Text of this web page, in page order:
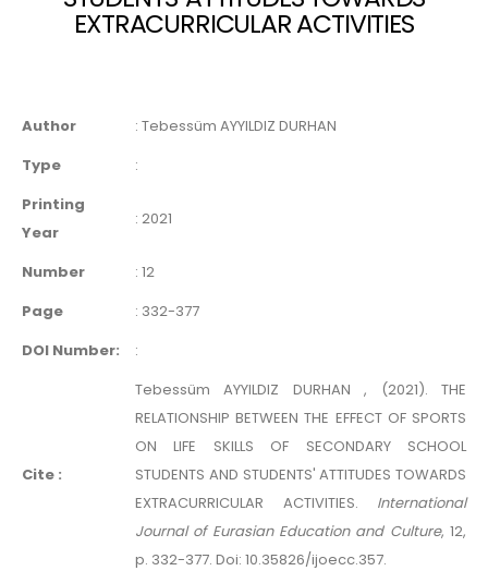
EXTRACURRICULAR ACTIVITIES
Author : Tebessüm AYYILDIZ DURHAN
Type
:
Printing
Year
: 2021
Number : 12
Page
: 332-377
DOI Number:
:
Cite :
Tebessüm AYYILDIZ DURHAN , (2021). THE
RELATIONSHIP BETWEEN THE EFFECT OF SPORTS
ON LIFE SKILLS OF SECONDARY SCHOOL
STUDENTS AND STUDENTS' ATTITUDES TOWARDS
EXTRACURRICULAR ACTIVITIES. International
Journal of Eurasian Education and Culture, 12,
p. 332-377. Doi: 10.35826/ijoecc.357.